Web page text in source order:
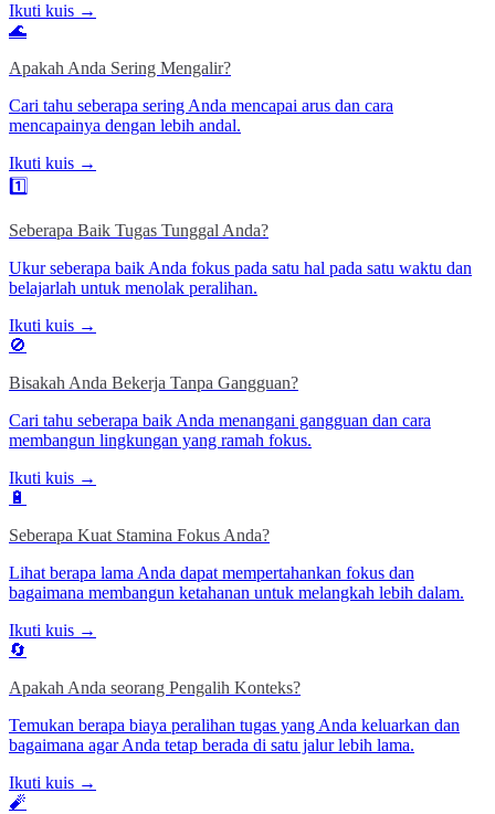
Ikuti kuis →
🌊
Apakah Anda Sering Mengalir?
Cari tahu seberapa sering Anda mencapai arus dan cara
mencapainya dengan lebih andal.
Ikuti kuis →
1️⃣
Seberapa Baik Tugas Tunggal Anda?
Ukur seberapa baik Anda fokus pada satu hal pada satu waktu dan
belajarlah untuk menolak peralihan.
Ikuti kuis →
🚫
Bisakah Anda Bekerja Tanpa Gangguan?
Cari tahu seberapa baik Anda menangani gangguan dan cara
membangun lingkungan yang ramah fokus.
Ikuti kuis →
🔋
Seberapa Kuat Stamina Fokus Anda?
Lihat berapa lama Anda dapat mempertahankan fokus dan
bagaimana membangun ketahanan untuk melangkah lebih dalam.
Ikuti kuis →
🔄
Apakah Anda seorang Pengalih Konteks?
Temukan berapa biaya peralihan tugas yang Anda keluarkan dan
bagaimana agar Anda tetap berada di satu jalur lebih lama.
Ikuti kuis →
🧨